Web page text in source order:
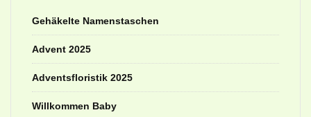
Gehäkelte Namenstaschen
Advent 2025
Adventsfloristik 2025
Willkommen Baby